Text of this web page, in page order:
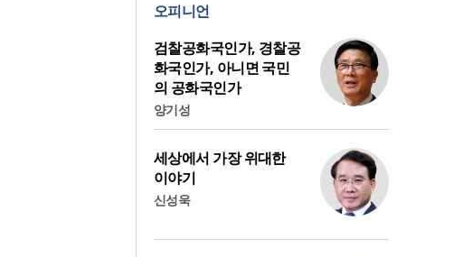
오피니언
검찰공화국인가, 경찰공
화국인가, 아니면 국민
의 공화국인가
양기성
세상에서 가장 위대한
이야기
신성욱